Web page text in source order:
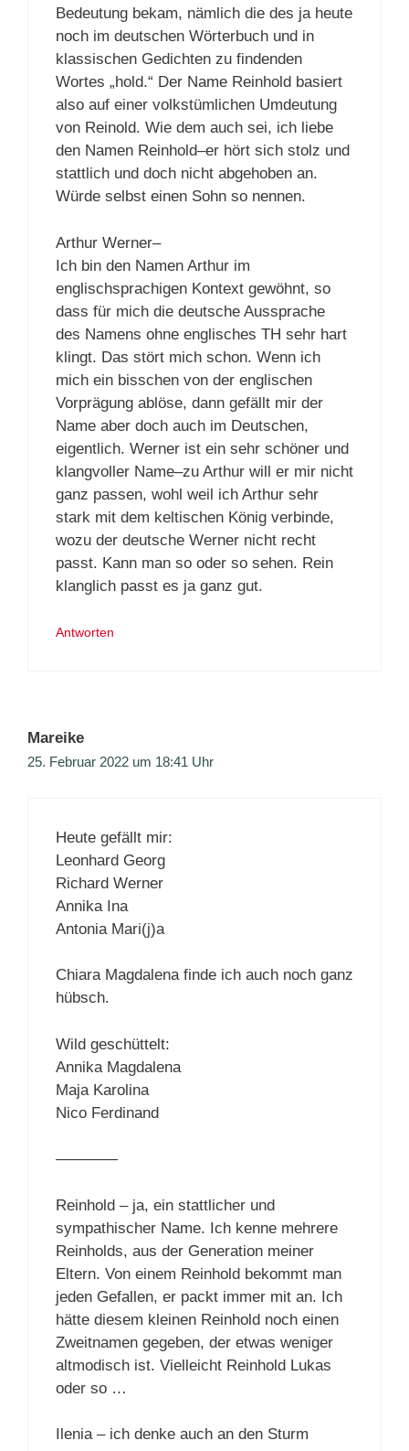
Bedeutung bekam, nämlich die des ja heute
noch im deutschen Wörterbuch und in
klassischen Gedichten zu findenden
Wortes „hold.“ Der Name Reinhold basiert
also auf einer volkstümlichen Umdeutung
von Reinold. Wie dem auch sei, ich liebe
den Namen Reinhold–er hört sich stolz und
stattlich und doch nicht abgehoben an.
Würde selbst einen Sohn so nennen.
Arthur Werner–
Ich bin den Namen Arthur im
englischsprachigen Kontext gewöhnt, so
dass für mich die deutsche Aussprache
des Namens ohne englisches TH sehr hart
klingt. Das stört mich schon. Wenn ich
mich ein bisschen von der englischen
Vorprägung ablöse, dann gefällt mir der
Name aber doch auch im Deutschen,
eigentlich. Werner ist ein sehr schöner und
klangvoller Name–zu Arthur will er mir nicht
ganz passen, wohl weil ich Arthur sehr
stark mit dem keltischen König verbinde,
wozu der deutsche Werner nicht recht
passt. Kann man so oder so sehen. Rein
klanglich passt es ja ganz gut.
Antworten
Mareike
25. Februar 2022 um 18:41 Uhr
Heute gefällt mir:
Leonhard Georg
Richard Werner
Annika Ina
Antonia Mari(j)a
Chiara Magdalena finde ich auch noch ganz
hübsch.
Wild geschüttelt:
Annika Magdalena
Maja Karolina
Nico Ferdinand
————
Reinhold – ja, ein stattlicher und
sympathischer Name. Ich kenne mehrere
Reinholds, aus der Generation meiner
Eltern. Von einem Reinhold bekommt man
jeden Gefallen, er packt immer mit an. Ich
hätte diesem kleinen Reinhold noch einen
Zweitnamen gegeben, der etwas weniger
altmodisch ist. Vielleicht Reinhold Lukas
oder so …
Ilenia – ich denke auch an den Sturm